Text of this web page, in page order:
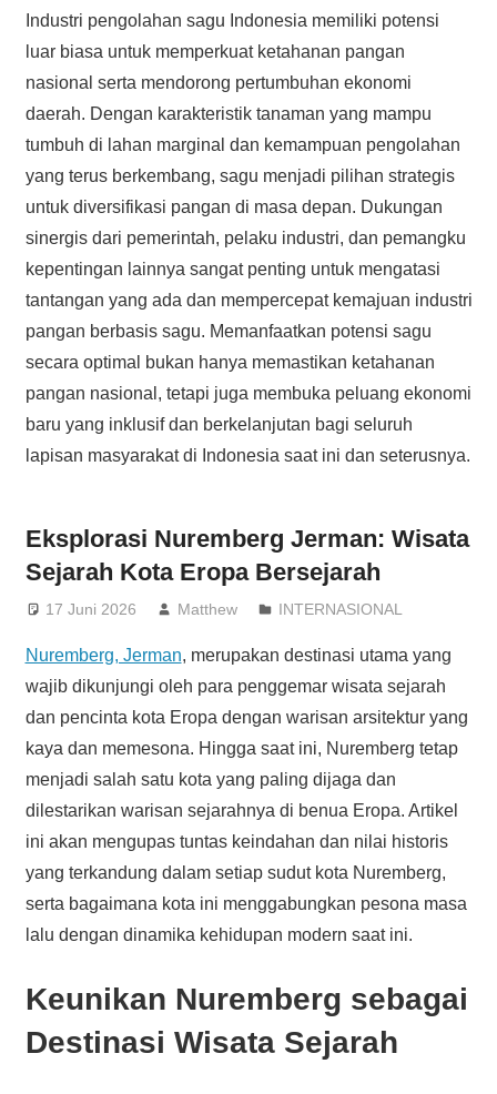
Industri pengolahan sagu Indonesia memiliki potensi
luar biasa untuk memperkuat ketahanan pangan
nasional serta mendorong pertumbuhan ekonomi
daerah. Dengan karakteristik tanaman yang mampu
tumbuh di lahan marginal dan kemampuan pengolahan
yang terus berkembang, sagu menjadi pilihan strategis
untuk diversifikasi pangan di masa depan. Dukungan
sinergis dari pemerintah, pelaku industri, dan pemangku
kepentingan lainnya sangat penting untuk mengatasi
tantangan yang ada dan mempercepat kemajuan industri
pangan berbasis sagu. Memanfaatkan potensi sagu
secara optimal bukan hanya memastikan ketahanan
pangan nasional, tetapi juga membuka peluang ekonomi
baru yang inklusif dan berkelanjutan bagi seluruh
lapisan masyarakat di Indonesia saat ini dan seterusnya.
Eksplorasi Nuremberg Jerman: Wisata
Sejarah Kota Eropa Bersejarah
17 Juni 2026 Matthew INTERNASIONAL
Nuremberg, Jerman, merupakan destinasi utama yang
wajib dikunjungi oleh para penggemar wisata sejarah
dan pencinta kota Eropa dengan warisan arsitektur yang
kaya dan memesona. Hingga saat ini, Nuremberg tetap
menjadi salah satu kota yang paling dijaga dan
dilestarikan warisan sejarahnya di benua Eropa. Artikel
ini akan mengupas tuntas keindahan dan nilai historis
yang terkandung dalam setiap sudut kota Nuremberg,
serta bagaimana kota ini menggabungkan pesona masa
lalu dengan dinamika kehidupan modern saat ini.
Keunikan Nuremberg sebagai
Destinasi Wisata Sejarah